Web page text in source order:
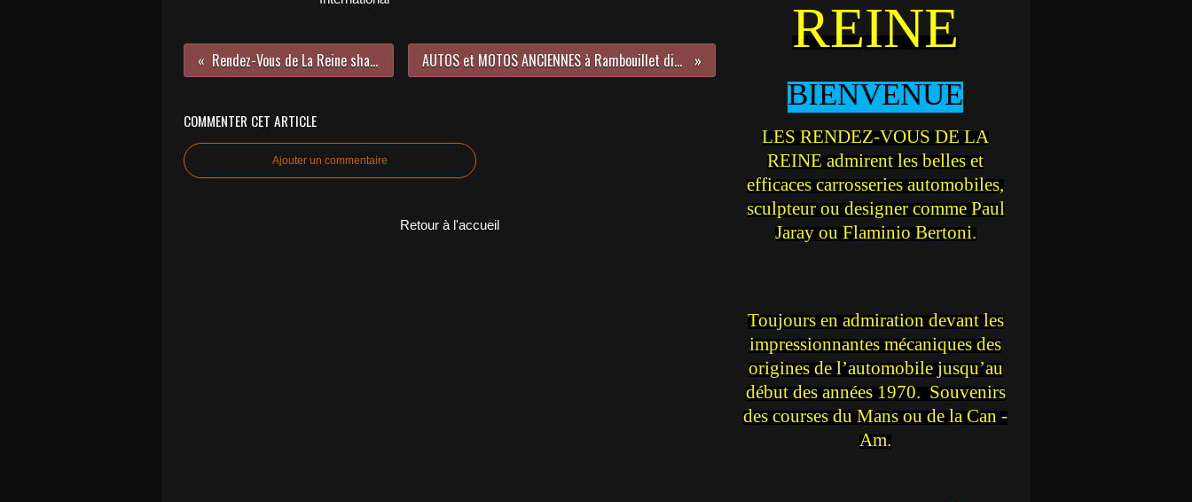
Rendez-Vous de La Reine shared Jean-Marie... AUTOS et MOTOS ANCIENNES à Rambouillet dimanche 15 JANVIER 2015
COMMENTER CET ARTICLE
Ajouter un commentaire
Retour à l'accueil
REINE
BIENVENUE
LES RENDEZ-VOUS DE LA
REINE admirent les belles et
efficaces carrosseries automobiles,
sculpteur ou designer comme Paul
Jaray ou Flaminio Bertoni.
Toujours en admiration devant les
impressionnantes mécaniques des
origines de l’automobile jusqu’au
début des années 1970. Souvenirs
des courses du Mans ou de la Can -
Am.